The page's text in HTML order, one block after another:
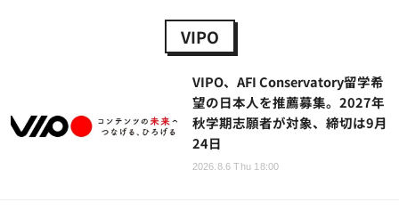
VIPO
VIPO、AFI Conservatory留学希
望の日本人を推薦募集。2027年
秋学期志願者が対象、締切は9月
24日
2026.8.6 Thu 18:00